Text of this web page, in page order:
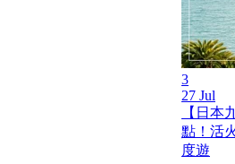
3
27 Jul
【日本
點！活
度遊